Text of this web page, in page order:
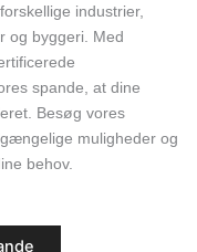
industrier,
og byggeri. Med
spande, at dine
Besøg vores
muligheder og
behov.